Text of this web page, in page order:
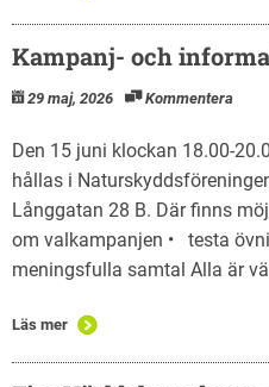
Kampanj- och
29 maj, 2026 Kommentera
Den 15 juni klockan 18.00-
hållas i
Långgatan 28 B. Där finns
om valkampanjen • testa
meningsfulla samtal Alla är
Läs mer